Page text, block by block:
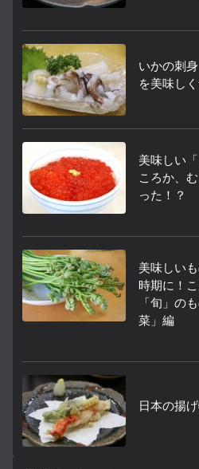
いかの刺
を美味し
美味しい
ころか、
った！？
美味しい
時期に！
「旬」の
菜」編
日本の揚